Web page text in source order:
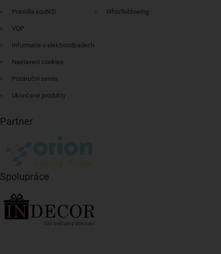
Pravidla soutěží
VOP
Informace o elektroodpadech
Nastavení cookies
Pozáruční servis
Ukončené produkty
Whistleblowing
Partner
Spolupráce